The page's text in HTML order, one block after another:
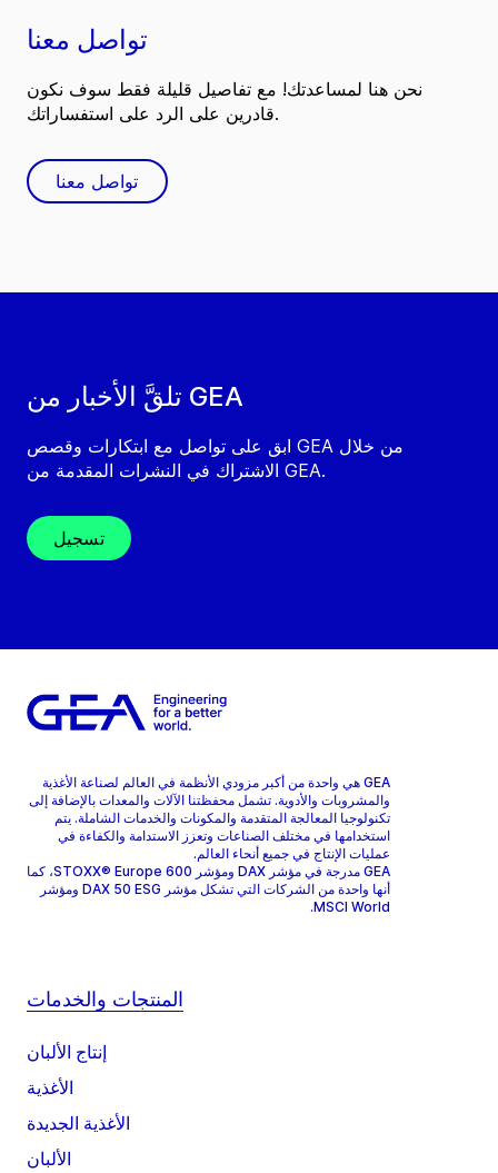
تلقَّ الأخبار من GEA
ابق على تواصل مع ابتكارات وقصص GEA من خلال
الاشتراك في النشرات المقدمة من GEA.
تسجيل
تواصل معنا
نحن هنا لمساعدتك! مع تفاصيل قليلة فقط سوف نكون
قادرين على الرد على استفساراتك.
تواصل معنا
GEA هي واحدة من أكبر مزودي الأنظمة في العالم لصناعة الأغذية
والمشروبات والأدوية. تشمل محفظتنا الآلات والمعدات بالإضافة إلى
تكنولوجيا المعالجة المتقدمة والمكونات والخدمات الشاملة. يتم
استخدامها في مختلف الصناعات وتعزز الاستدامة والكفاءة في
عمليات الإنتاج في جميع أنحاء العالم.
GEA مدرجة في مؤشر DAX ومؤشر STOXX® Europe 600، كما
أنها واحدة من الشركات التي تشكل مؤشر DAX 50 ESG ومؤشر
MSCI World.
المنتجات والخدمات
إنتاج الألبان
الأغذية
الأغذية الجديدة
الألبان